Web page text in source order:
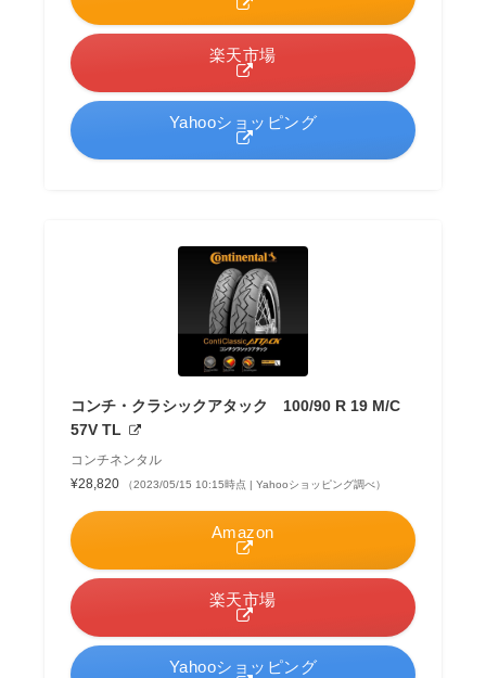
楽天市場
Yahooショッピング
コンチ・クラシックアタック 100/90 R 19 M/C
57V TL
コンチネンタル
¥28,820
（2023/05/15 10:15時点 | Yahooショッピング調べ）
Amazon
楽天市場
Yahooショッピング